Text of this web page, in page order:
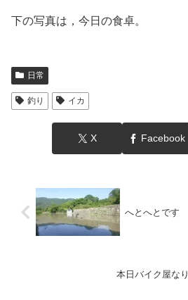
下の写真は，今日の食卓。
日常
釣り イカ
X Facebook
へとへとです
本日バイク屋なり